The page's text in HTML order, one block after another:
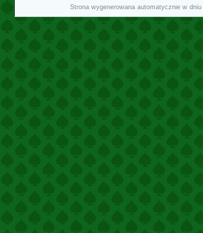
Strona wygenerowana automatycznie w dniu